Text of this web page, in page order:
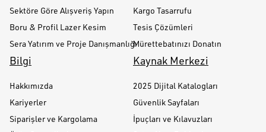
Sektöre Göre Alışveriş Yapın
Boru & Profil Lazer Kesim
Sera Yatırım ve Proje Danışmanlığı
Kargo Tasarrufu
Tesis Çözümleri
Mürettebatınızı Donatın
Bilgi
Hakkımızda
Kariyerler
Siparişler ve Kargolama
Kaynak Merkezi
2025 Dijital Katalogları
Güvenlik Sayfaları
İpuçları ve Kılavuzları